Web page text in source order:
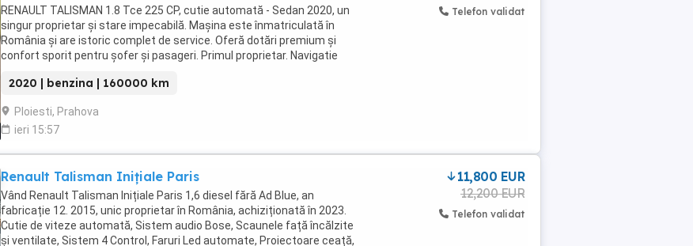
RENAULT TALISMAN 1.8 Tce 225 CP, cutie automată - Sedan 2020, un
singur proprietar și stare impecabilă. Mașina este înmatriculată în
România și are istoric complet de service. Oferă dotări premium și
confort sporit pentru șofer și pasageri. Primul proprietar. Navigatie
2020 | benzina | 160000 km
Ploiesti, Prahova
ieri 15:57
Telefon validat
Renault Talisman Inițiale Paris
Vând Renault Talisman Inițiale Paris 1,6 diesel fără Ad Blue, an
fabricație 12. 2015, unic proprietar în România, achiziționată în 2023.
Cutie de viteze automată, Sistem audio Bose, Scaunele față încălzite
și ventilate, Sistem 4 Control, Faruri Led automate, Proiectoare ceață,
11,800 EUR
12,200 EUR
Telefon validat